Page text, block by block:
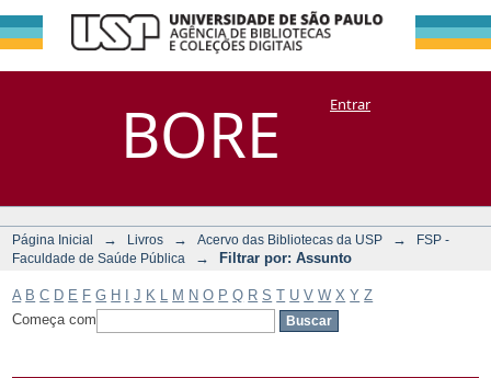
BORE
Filtrar por:
Assunto
DSpace/Manakin + CoriscoEntrar
Página Inicial → Livros → Acervo das Bibliotecas da USP →
FSP -
Faculdade de Saúde Pública
→ Filtrar por: Assunto
A B C D E F G H J K M N O P Q R S T U V W X Y Z
Começa com